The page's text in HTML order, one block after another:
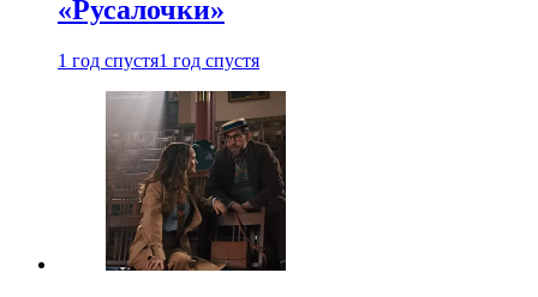
«Русалочки»
1 год спустя1 год спустя